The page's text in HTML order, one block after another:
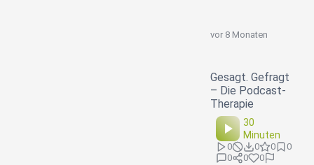
vor 8 Monaten
Gesagt. Gefragt
– Die Podcast-
Therapie
30
Minuten
0 0 0
0
0
0 0